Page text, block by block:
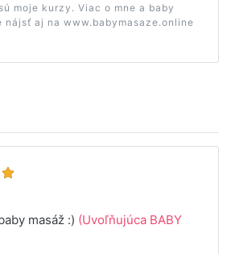
moje kurzy. Viac o mne a baby
nájsť aj na www.babymasaze.online
masáž :) (Uvoľňujúca BABY